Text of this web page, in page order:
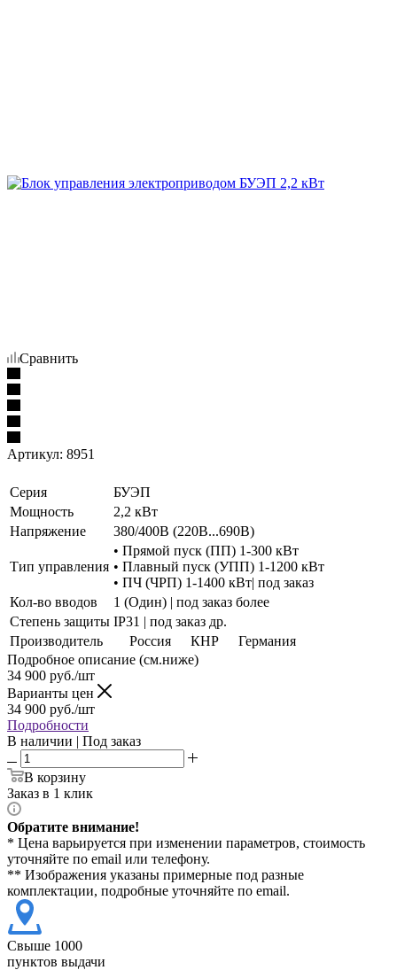
Сравнить
Артикул: 8951
Серия
БУЭП
Мощность
2,2 кВт
Напряжение
380/400В (220В...690В)
Тип управления
• Прямой пуск (ПП) 1-300 кВт
• Плавный пуск (УПП) 1-1200 кВт
• ПЧ (ЧРП) 1-1400 кВт| под заказ
Кол-во вводов
1 (Один) | под заказ более
Степень защиты IP31 | под заказ др.
Производитель
Россия КНР
Германия
Подробное описание (см.ниже)
34 900 руб./шт
Варианты цен
34 900 руб./шт
Подробности
В наличии | Под заказ
В корзину
Заказ в 1 клик
Обратите внимание!
* Цена варьируется при изменении параметров, стоимость
уточняйте по email или телефону.
** Изображения указаны примерные под разные
комплектации, подробные уточняйте по email.
Свыше 1000
пунктов выдачи